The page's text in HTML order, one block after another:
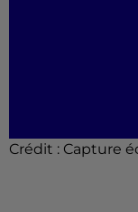
Crédit : Capture